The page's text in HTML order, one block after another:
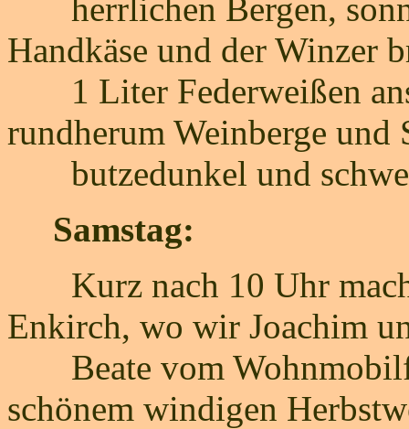
herrlichen Bergen,
Handkäse und der Winzer
1 Liter Federweißen
rundherum Weinberge und
butzedunkel und
Samstag:
Kurz nach 10 Uhr
Enkirch, wo wir Joachim
Beate vom
schönem windigen